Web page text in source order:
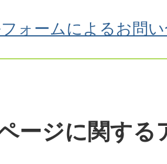
ォームによるお問
ージに関する